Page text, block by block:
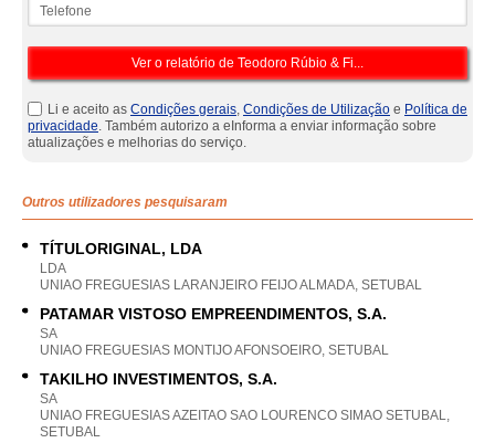
Li e aceito as Condições gerais, Condições de Utilização e Política de
privacidade. Também autorizo a eInforma a enviar informação sobre
atualizações e melhorias do serviço.
Outros utilizadores pesquisaram
TÍTULORIGINAL, LDA
LDA
UNIAO FREGUESIAS LARANJEIRO FEIJO ALMADA, SETUBAL
PATAMAR VISTOSO EMPREENDIMENTOS, S.A.
SA
UNIAO FREGUESIAS MONTIJO AFONSOEIRO, SETUBAL
TAKILHO INVESTIMENTOS, S.A.
SA
UNIAO FREGUESIAS AZEITAO SAO LOURENCO SIMAO SETUBAL,
SETUBAL